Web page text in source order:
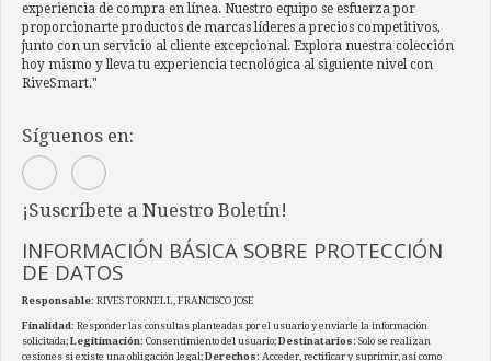
experiencia de compra en línea. Nuestro equipo se esfuerza por
proporcionarte productos de marcas líderes a precios competitivos,
junto con un servicio al cliente excepcional. Explora nuestra colección
hoy mismo y lleva tu experiencia tecnológica al siguiente nivel con
RiveSmart."
Síguenos en:
¡Suscríbete a Nuestro Boletín!
INFORMACIÓN BÁSICA SOBRE PROTECCIÓN
DE DATOS
Responsable: RIVES TORNELL, FRANCISCO JOSE
Finalidad: Responder las consultas planteadas por el usuario y enviarle la información
solicitada;Legitimación: Consentimiento del usuario;Destinatarios: Solo se realizan
cesiones si existe una obligación legal;Derechos: Acceder, rectificar y suprimir, así como